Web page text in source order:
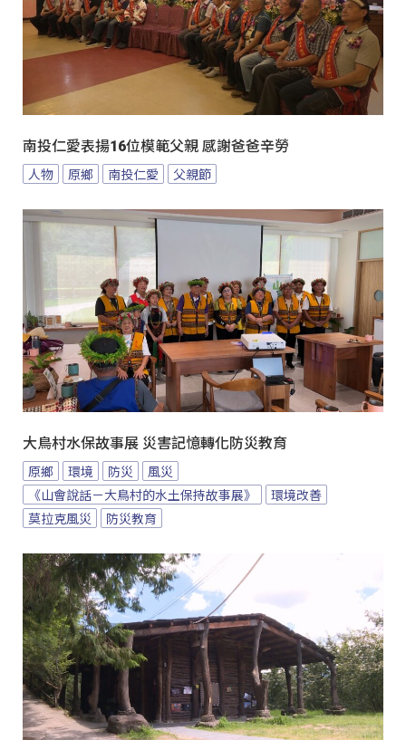
南投仁愛表揚16位模範父親 感謝爸爸辛勞
人物 原鄉 南投仁愛 父親節
大鳥村水保故事展 災害記憶轉化防災教育
原鄉 環境 防災
風災
《山會說話－大鳥村的水土保持故事展》
環境改善
莫拉克風災
防災教育